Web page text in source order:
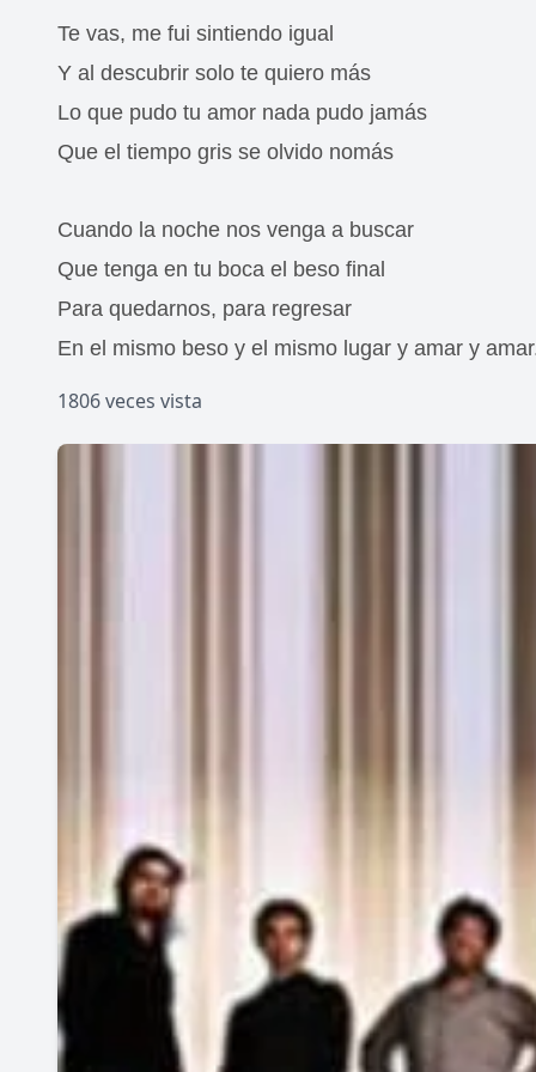
Te vas, me fui sintiendo igual
Y al descubrir solo te quiero más
Lo que pudo tu amor nada pudo jamás
Que el tiempo gris se olvido nomás
Cuando la noche nos venga a buscar
Que tenga en tu boca el beso final
Para quedarnos, para regresar
En el mismo beso y el mismo lugar y amar y
1806 veces vista